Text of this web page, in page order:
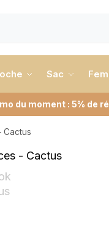
Sac
du moment : 5% de
Cactus